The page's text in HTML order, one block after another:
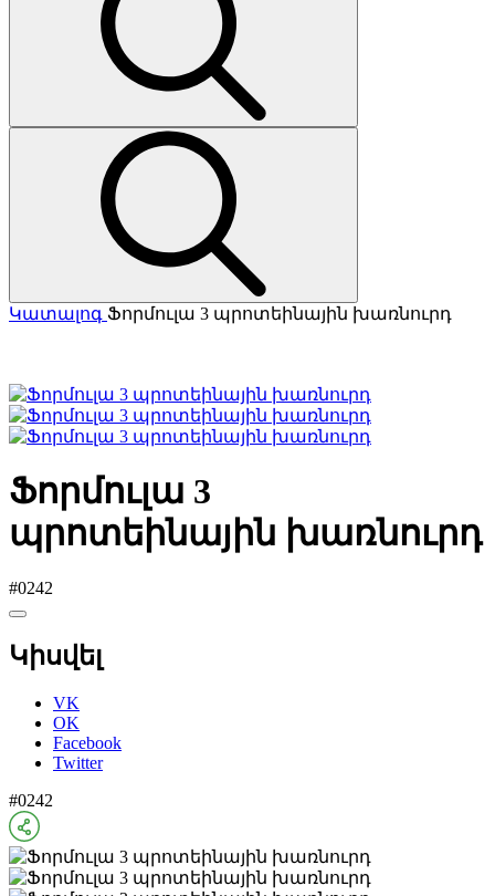
Կատալոգ Ֆորմուլա 3 պրոտեինային խառնուրդ
Ֆորմուլա 3
պրոտեինային խառնուրդ
#0242
Կիսվել
VK
OK
Facebook
Twitter
#0242